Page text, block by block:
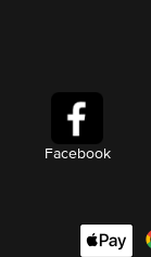
Facebook